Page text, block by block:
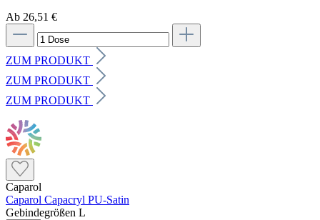
Ab 26,51 €
ZUM PRODUKT
ZUM PRODUKT
ZUM PRODUKT
Caparol
Caparol Capacryl PU-Satin
Gebindegrößen L